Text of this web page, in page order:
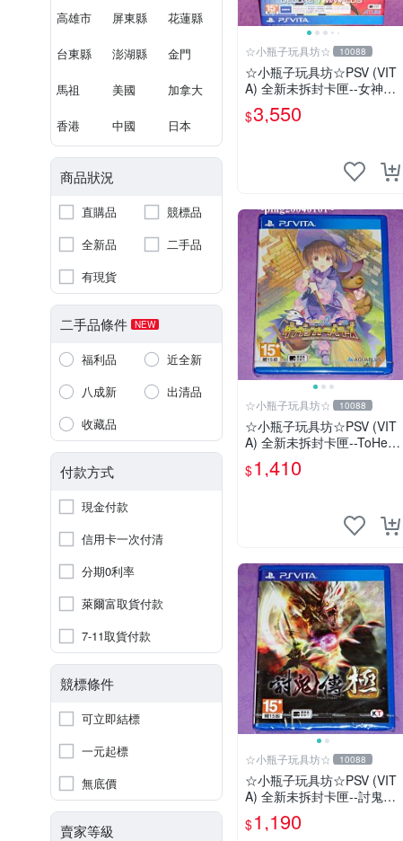
高雄市 屏東縣 花蓮縣
台東縣 澎湖縣 金門
馬祖 美國 加拿大
香港 中國 日本
商品狀況
直購品
競標品
全新品
二手品
有現貨
二手品條件 NEW
福利品
近全新
八成新
出清品
收藏品
付款方式
現金付款
信用卡一次付清
分期0利率
萊爾富取貨付款
7-11取貨付款
競標條件
可立即結標
一元起標
無底價
賣家等級
☆小瓶子玩具坊☆ 10088
☆小瓶子玩具坊☆PSV (VIT
A) 全新未拆封卡匣--女神異
聞錄 熱舞 雙重加值包 中文
版
$3,550
☆小瓶子玩具坊☆ 10088
☆小瓶子玩具坊☆PSV (VIT
A) 全新未拆封卡匣--ToHear
t2 迷宮旅人
$1,410
☆小瓶子玩具坊☆ 10088
☆小瓶子玩具坊☆PSV (VIT
A) 全新未拆封卡匣--討鬼傳
極 中文版
$1,190